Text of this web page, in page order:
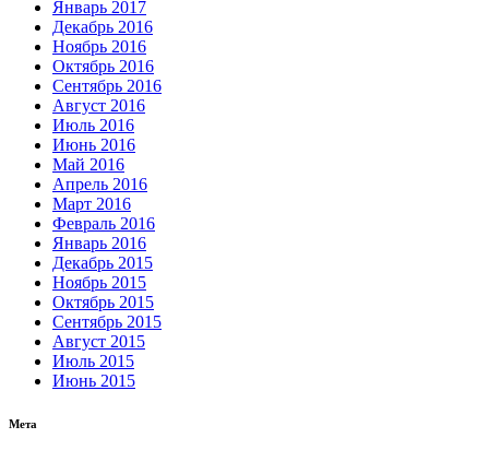
Январь 2017
Декабрь 2016
Ноябрь 2016
Октябрь 2016
Сентябрь 2016
Август 2016
Июль 2016
Июнь 2016
Май 2016
Апрель 2016
Март 2016
Февраль 2016
Январь 2016
Декабрь 2015
Ноябрь 2015
Октябрь 2015
Сентябрь 2015
Август 2015
Июль 2015
Июнь 2015
Мета